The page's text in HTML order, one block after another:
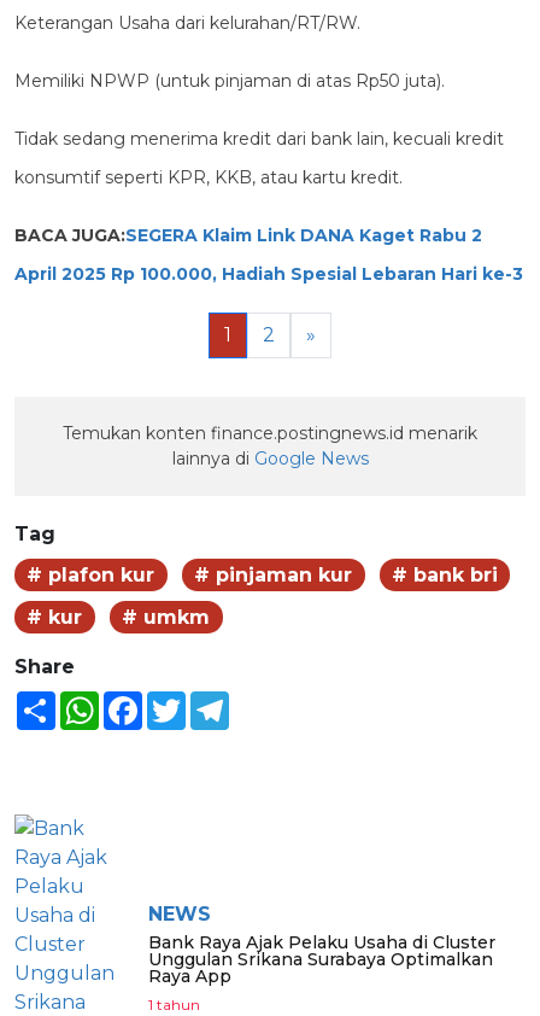
Keterangan Usaha dari kelurahan/RT/RW.
Memiliki NPWP (untuk pinjaman di atas Rp50 juta).
Tidak sedang menerima kredit dari bank lain, kecuali kredit
konsumtif seperti KPR, KKB, atau kartu kredit.
BACA JUGA:SEGERA Klaim Link DANA Kaget Rabu 2
April 2025 Rp 100.000, Hadiah Spesial Lebaran Hari ke-3
1 2 »
Temukan konten finance.postingnews.id menarik
lainnya di Google News
Tag
# plafon kur
# pinjaman kur
# bank bri
# kur
# umkm
Share
Share WhatsAppFacebook
Twitter
NEWS
Bank Raya Ajak Pelaku Usaha di Cluster
Unggulan Srikana Surabaya Optimalkan
Raya App
1 tahun